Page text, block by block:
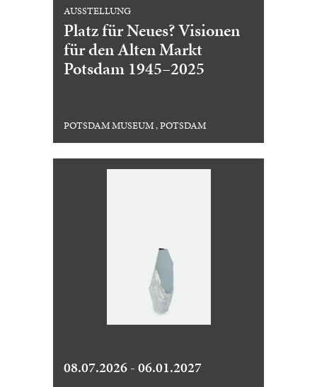
AUSSTELLUNG
Platz für Neues? Visionen
für den Alten Markt
Potsdam 1945–2025
POTSDAM MUSEUM , POTSDAM
08.07.2026 - 06.01.2027